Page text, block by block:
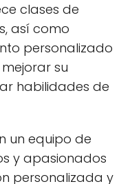
clases de
así como
personalizado
su
habilidades de
un equipo de
y apasionados
personalizada y